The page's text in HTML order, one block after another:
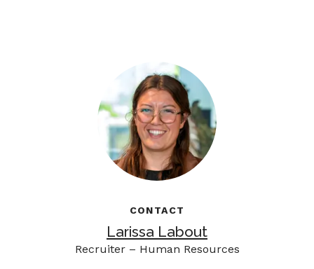
CONTACT
Larissa Labout
Recruiter – Human Resources